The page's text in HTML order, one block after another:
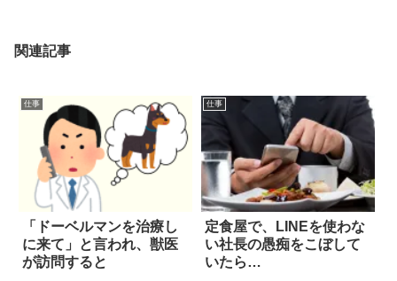
関連記事
仕事
「ドーベルマンを治療し
に来て」と言われ、獣医
が訪問すると
仕事
定食屋で、LINEを使わな
い社長の愚痴をこぼして
いたら…